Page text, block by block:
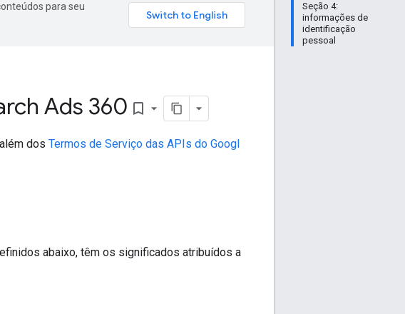
Seção 4:
informações de
identificação
pessoal
para seu
Ads 360 bookmark_border
dos Termos de Serviço das APIs do Googl
abaixo, têm os significados atribuídos a